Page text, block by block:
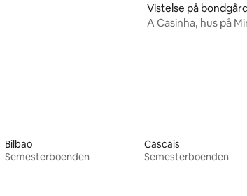
Vistelse på
A Casinha, hus på
Bilbao
Semesterboenden
Cascais
Semesterboenden